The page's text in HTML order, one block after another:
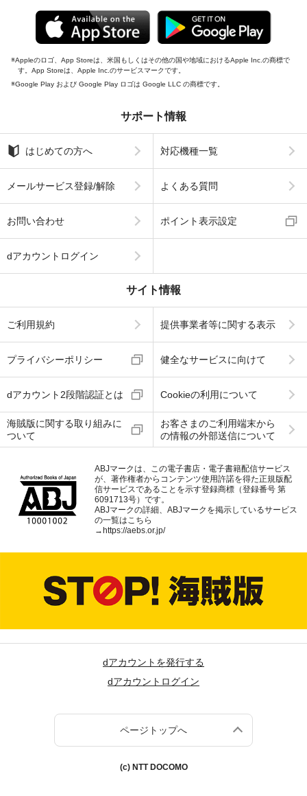
Appleのロゴ、App Storeは、米国もしくはその他の国や地域におけるApple Inc.の商標で
す。App Storeは、Apple Inc.のサービスマークです。
Google Play および Google Play ロゴは Google LLC の商標です。
サポート情報
はじめての方へ 対応機種一覧
メールサービス登録/解除 よくある質問
お問い合わせ ポイント表示設定
dアカウントログイン
サイト情報
ご利用規約 提供事業者等に関する表示
プライバシーポリシー 健全なサービスに向けて
dアカウント2段階認証とは Cookieの利用について
海賊版に関する取り組みに
ついて
お客さまのご利用端末から
の情報の外部送信について
ABJマークは、この電子書店・電子書籍配信サービス
が、著作権者からコンテンツ使用許諾を得た正規版配
信サービスであることを示す登録商標（登録番号 第
6091713号）です。
ABJマークの詳細、ABJマークを掲示しているサービス
の一覧はこちら
→https://aebs.or.jp/
dアカウントを発行する
dアカウントログイン
ページトップへ
(c) NTT DOCOMO